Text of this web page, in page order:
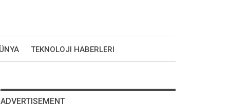
TEKNOLOJI HABERLERI
ADVERTISEMENT